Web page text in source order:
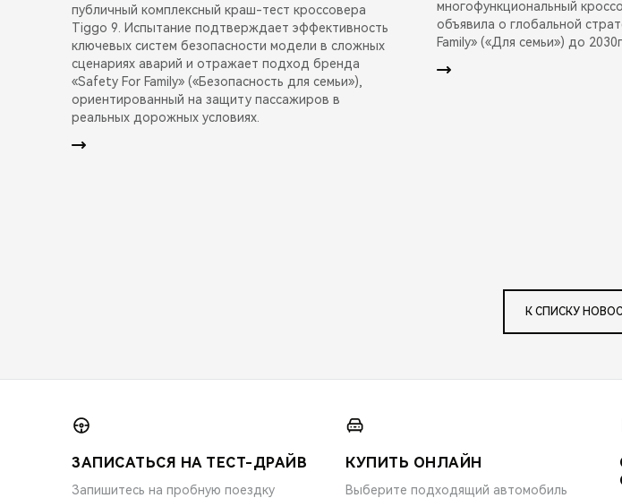
публичный комплексный краш-тест кроссовера
Tiggo 9. Испытание подтверждает эффективность
ключевых систем безопасности модели в сложных
сценариях аварий и отражает подход бренда
«Safety For Family» («Безопасность для семьи»),
ориентированный на защиту пассажиров в
реальных дорожных условиях.
многофункциональный
объявила о глобальной
Family» («Для семьи») до 2030г.
К СПИСКУ
ЗАПИСАТЬСЯ НА ТЕСТ-ДРАЙВ
Запишитесь на пробную поездку
КУПИТЬ ОНЛАЙН
Выберите подходящий автомобиль